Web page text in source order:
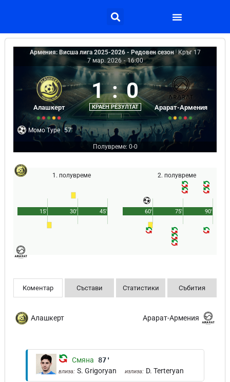
Армения: Висша лига 2025-2026 - Редовен сезон | Кръг 17
7 мар. 2026 - 16:00
Алашкерт
1 : 0
КРАЕН РЕЗУЛТАТ Арарат-Армения
Момо Туре 57'
Полувреме: 0-0
1. полувреме
45'
15' 30'
2. полувреме
90'
60' 75'
Коментар Състави Статистики Събития
Алашкерт Арарат-Армения
Смяна 87'
влиза: S. Grigoryan излиза: D. Terteryan